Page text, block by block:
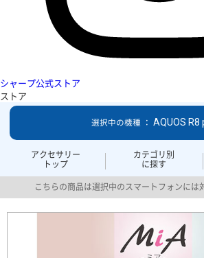
シャープ公式ストア
ストア
アクセサリー
トップ
カテゴリ別
に探す
選択中の機種 ： AQUOS R8
こちらの商品は選択中のスマートフォンには